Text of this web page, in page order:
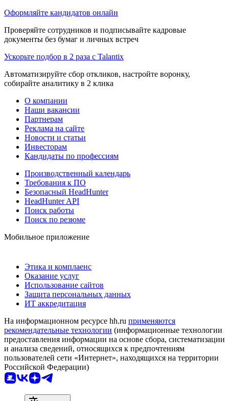
Оформляйте кандидатов онлайн
Проверяйте сотрудников и подписывайте кадровые
документы без бумаг и личных встреч
Ускорьте подбор в 2 раза с Talantix
Автоматизируйте сбор откликов, настройте воронку,
собирайте аналитику в 2 клика
О компании
Наши вакансии
Партнерам
Реклама на сайте
Новости и статьи
Инвесторам
Кандидаты по профессиям
Производственный календарь
Требования к ПО
Безопасный HeadHunter
HeadHunter API
Поиск работы
Поиск по резюме
Мобильное приложение
Этика и комплаенс
Оказание услуг
Использование сайтов
Защита персональных данных
ИТ аккредитация
На информационном ресурсе hh.ru применяются
рекомендательные технологии (информационные технологии
предоставления информации на основе сбора, систематизации
и анализа сведений, относящихся к предпочтениям
пользователей сети «Интернет», находящихся на территории
Российской Федерации)